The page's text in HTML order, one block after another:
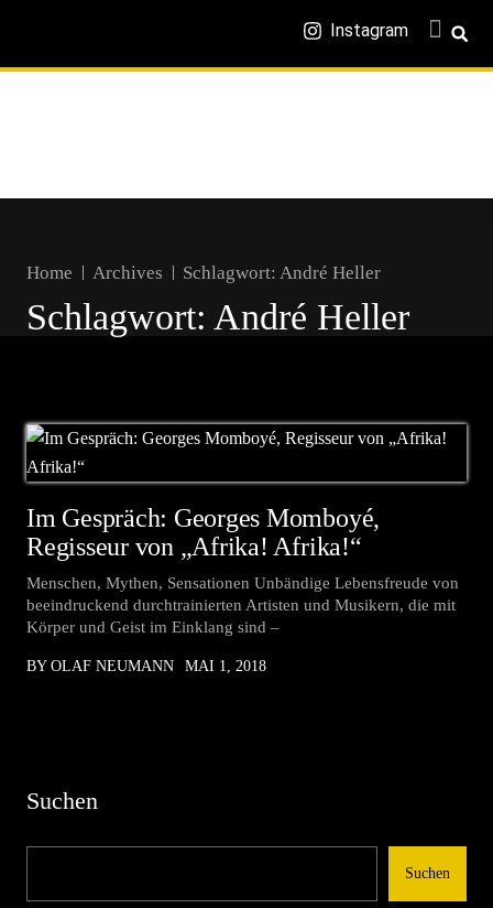
Instagram
Home Archives Schlagwort: André Heller
Schlagwort: André Heller
Im Gespräch: Georges Momboyé,
Regisseur von „Afrika! Afrika!“
Menschen, Mythen, Sensationen Unbändige Lebensfreude von
beeindruckend durchtrainierten Artisten und Musikern, die mit
Körper und Geist im Einklang sind –
BY OLAF NEUMANN MAI 1, 2018
Suchen
Suchen